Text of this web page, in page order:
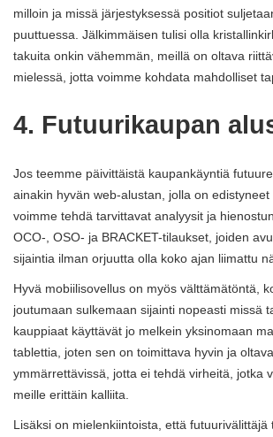
milloin ja missä järjestyksessä positiot
puuttuessa. Jälkimmäisen tulisi olla
takuita onkin vähemmän, meillä on oltava
mielessä, jotta voimme kohdata mahdolliset
4. Futuurikaupan
Jos teemme päivittäistä kaupankäyntiä
ainakin hyvän web-alustan, jolla on edistyneet
voimme tehdä tarvittavat analyysit ja
OCO-, OSO- ja BRACKET-tilaukset, joiden
sijaintia ilman orjuutta olla koko ajan liimattu
Hyvä mobiilisovellus on myös välttämätöntä,
joutumaan sulkemaan sijainti nopeasti missä
kauppiaat käyttävät jo melkein yksinomaan
tablettia, joten sen on toimittava hyvin ja
ymmärrettävissä, jotta ei tehdä virheitä, jotka
meille erittäin kalliita.
Lisäksi on mielenkiintoista, että futuurivälittäjä